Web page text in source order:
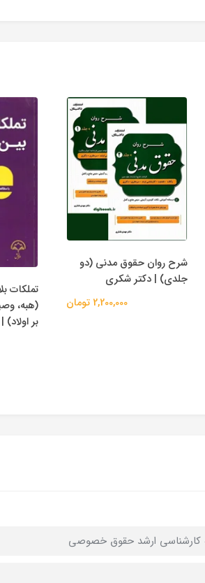
شرح روان حقوق مدنی (دو
جلدی) | دکتر شکری
2,200,000 تومان
تملکات
(هبه،
بر
کارشناسي ارشد حقوق خصوصي